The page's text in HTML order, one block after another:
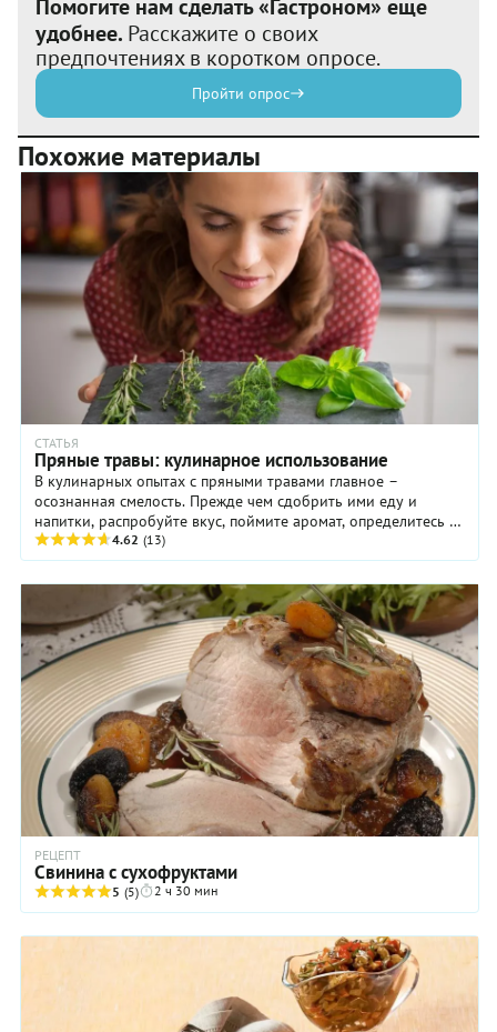
Помогите нам сделать «Гастроном» еще
удобнее. Расскажите о своих
предпочтениях в коротком опросе.
Пройти опрос
Похожие материалы
СТАТЬЯ
Пряные травы: кулинарное использование
В кулинарных опытах с пряными травами главное –
осознанная смелость. Прежде чем сдобрить ими еду и
напитки, распробуйте вкус, поймите аромат, определитесь с
наиболее удачными сочетаниями, ...
4.62 (13)
РЕЦЕПТ
Свинина с сухофруктами
5 (5) 2 ч 30 мин